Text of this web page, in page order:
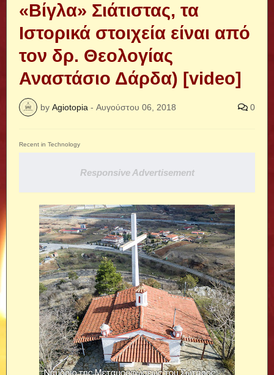
«Βίγλα» Σιάτιστας, τα
Ιστορικά στοιχεία είναι από
τον δρ. Θεολογίας
Αναστάσιο Δάρδα) [video]
by Agiotopia - Αυγούστου 06, 2018 0
Recent in Technology
Responsive Advertisement